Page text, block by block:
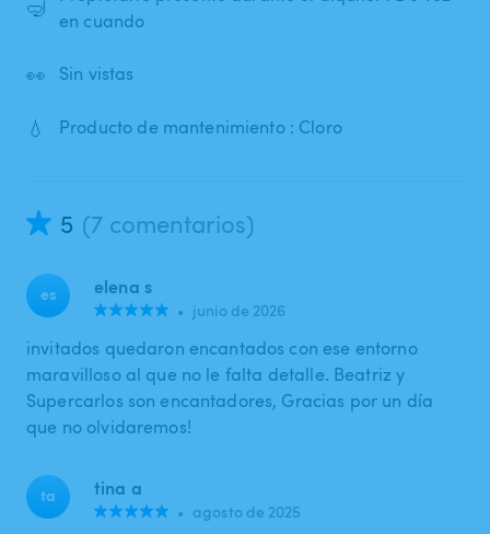
🤿
en cuando
👀 Sin vistas
💧 Producto de mantenimiento : Cloro
5 (7 comentarios)
es elena s
• junio de 2026
invitados quedaron encantados con ese entorno
maravilloso al que no le falta detalle. Beatriz y
Supercarlos son encantadores, Gracias por un día
que no olvidaremos!
ta tina a
• agosto de 2025